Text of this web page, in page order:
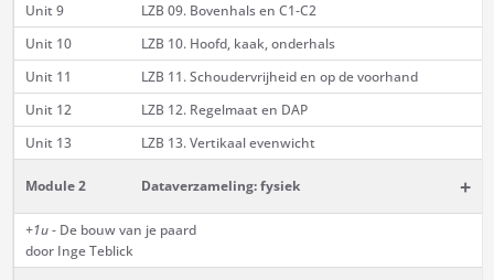
Unit 9
LZB 09. Bovenhals en C1-C2
Unit 10
LZB 10. Hoofd, kaak, onderhals
Unit 11
LZB 11. Schoudervrijheid en op de voorhand
Unit 12
LZB 12. Regelmaat en DAP
Unit 13
LZB 13. Vertikaal evenwicht
Module 2 Dataverzameling: fysiek +
+1u- De bouw van je paard
door Inge Teblick